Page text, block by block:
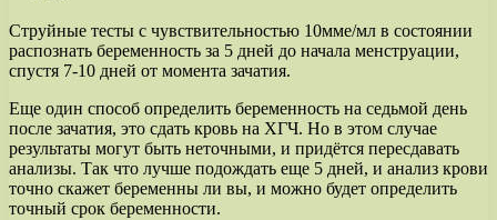
Струйные тесты с чувствительностью 10мме/мл в состоянии
распознать беременность за 5 дней до начала менструации,
спустя 7-10 дней от момента зачатия.
Еще один способ определить беременность на седьмой день
после зачатия, это сдать кровь на ХГЧ. Но в этом случае
результаты могут быть неточными, и придётся пересдавать
анализы. Так что лучше подождать еще 5 дней, и анализ крови
точно скажет беременны ли вы, и можно будет определить
точный срок беременности.